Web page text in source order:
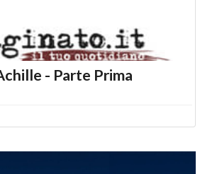
- Parte Prima